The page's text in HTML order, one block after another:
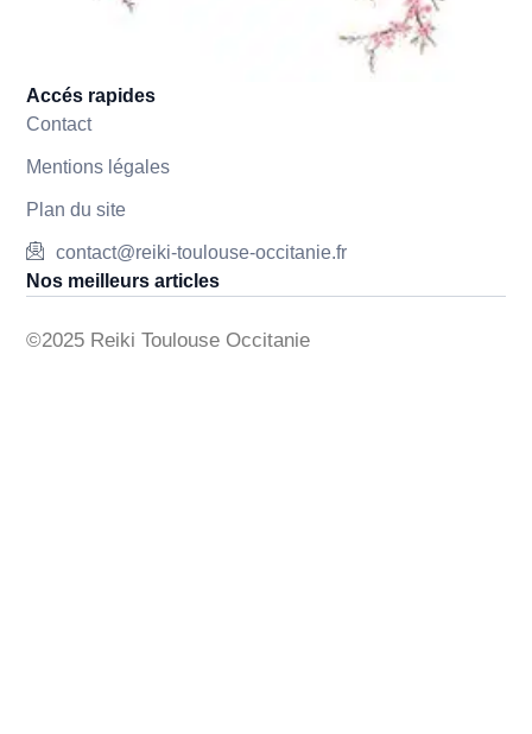
Accés rapides
Contact
Mentions légales
Plan du site
contact@reiki-toulouse-occitanie.fr
Nos meilleurs articles
©2025 Reiki Toulouse Occitanie